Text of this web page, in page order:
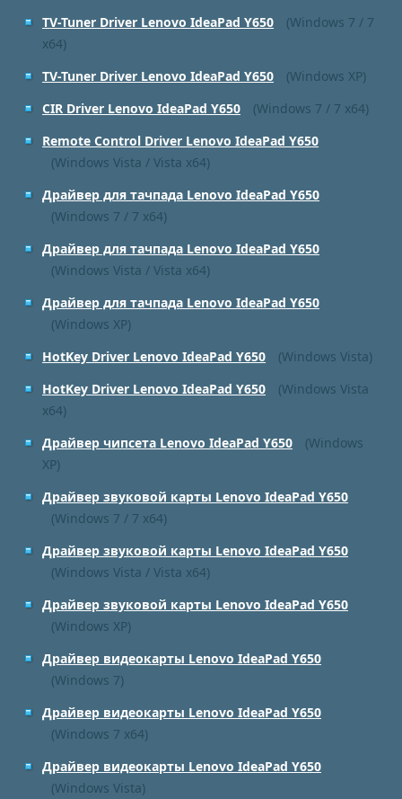
TV-Tuner Driver Lenovo IdeaPad Y650
(Windows 7 / 7
x64)
TV-Tuner Driver Lenovo IdeaPad Y650
(Windows XP)
CIR Driver Lenovo IdeaPad Y650
(Windows 7 / 7 x64)
Remote Control Driver Lenovo IdeaPad Y650
(Windows Vista / Vista x64)
Драйвер для тачпада Lenovo IdeaPad Y650
(Windows 7 / 7 x64)
Драйвер для тачпада Lenovo IdeaPad Y650
(Windows Vista / Vista x64)
Драйвер для тачпада Lenovo IdeaPad Y650
(Windows XP)
HotKey Driver Lenovo IdeaPad Y650
(Windows Vista)
HotKey Driver Lenovo IdeaPad Y650
(Windows Vista
x64)
Драйвер чипсета Lenovo IdeaPad Y650
(Windows
XP)
Драйвер звуковой карты Lenovo IdeaPad Y650
(Windows 7 / 7 x64)
Драйвер звуковой карты Lenovo IdeaPad Y650
(Windows Vista / Vista x64)
Драйвер звуковой карты Lenovo IdeaPad Y650
(Windows XP)
Драйвер видеокарты Lenovo IdeaPad Y650
(Windows 7)
Драйвер видеокарты Lenovo IdeaPad Y650
(Windows 7 x64)
Драйвер видеокарты Lenovo IdeaPad Y650
(Windows Vista)